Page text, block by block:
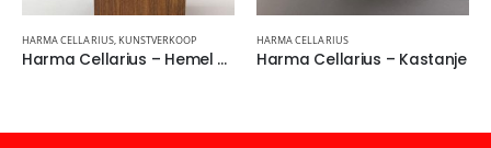
HARMA CELLARIUS, KUNSTVERKOOP
Harma Cellarius – Hemel en aarde
HARMA CELLARIUS
Harma Cellarius – Kastanje